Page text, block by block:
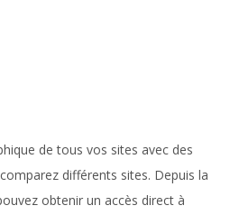
de tous vos sites avec des
différents sites. Depuis la
obtenir un accès direct à